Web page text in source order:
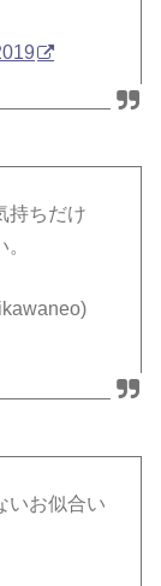
持ちだけ
いお似合い